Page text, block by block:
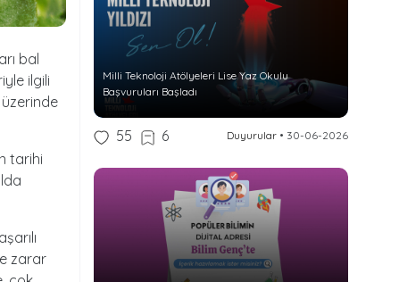
bal
ilgili
tarihi
zarar
Milli Teknoloji Atölyeleri Lise Yaz Okulu
Başvuruları Başladı
55 6 Duyurular• 30-06-2026